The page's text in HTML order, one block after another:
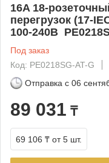
16A 18-
перегрузок (17-
100-240В
Под заказ
Код: PE0218SG-AT-G
Отправка с 06
89 031 ₸
69 106 ₸ от 5 шт.